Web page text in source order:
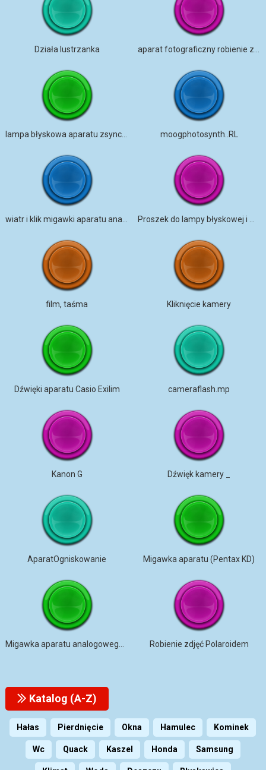
Działa lustrzanka
lampa błyskowa aparatu zsynchronizowana moogphotosynth..RL
film, taśma Kliknięcie kamery
Dźwięki aparatu Casio Exilim cameraflash.mp
Kanon G Dźwięk kamery _
AparatOgniskowanie Migawka aparatu (Pentax KD)
Robienie zdjęć Polaroidem
Katalog (A-Z)
Hałas Pierdnięcie Okna Hamulec Kominek
Wc Quack Kaszel Honda Samsung